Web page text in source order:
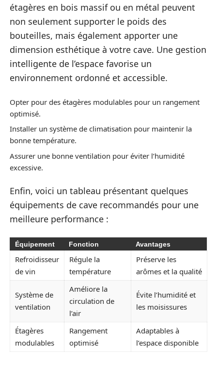
étagères en bois massif ou en métal peuvent
non seulement supporter le poids des
bouteilles, mais également apporter une
dimension esthétique à votre cave. Une gestion
intelligente de l’espace favorise un
environnement ordonné et accessible.
Opter pour des étagères modulables pour un rangement
optimisé.
Installer un système de climatisation pour maintenir la
bonne température.
Assurer une bonne ventilation pour éviter l’humidité
excessive.
Enfin, voici un tableau présentant quelques
équipements de cave recommandés pour une
meilleure performance :
Équipement Fonction Avantages
Refroidisseur
de vin
Régule la
température
Préserve les
arômes et la qualité
Système de
ventilation
Améliore la
circulation de
l’air
Évite l’humidité et
les moisissures
Étagères
modulables
Rangement
optimisé
Adaptables à
l’espace disponible